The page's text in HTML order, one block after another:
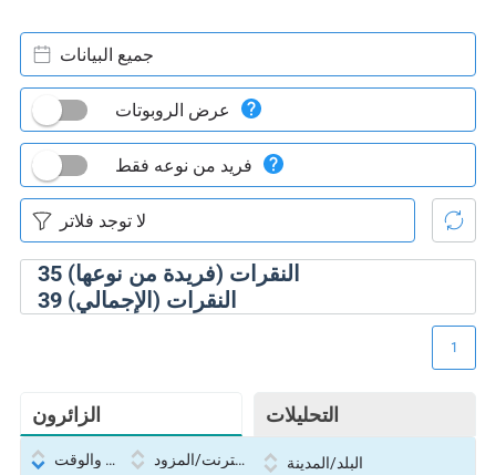
35 النقرات (فريدة من نوعها)
39 النقرات (الإجمالي)
جميع البيانات
عرض الروبوتات
فريد من نوعه فقط
الزائرون التحليلات
1
التاريخ والوقت بروتوكول الإنترنت/المزود البلد/المدينة